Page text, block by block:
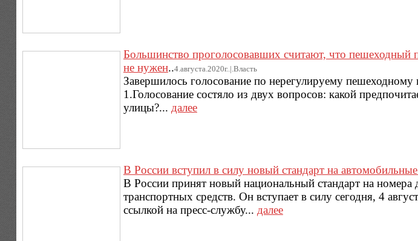
Большинство проголосовавших считают, что пешеходный
не нужен..4.августа.2020г..|.Власть
Завершилось голосование по нерегулируему
1.Голосование состяло из двух вопросов: какой
улицы?... далее
В России вступил в силу новый стандарт на
В России принят новый национальный стандарт на
транспортных средств. Он вступает в силу сегодня, 4
ссылкой на пресс-службу... далее